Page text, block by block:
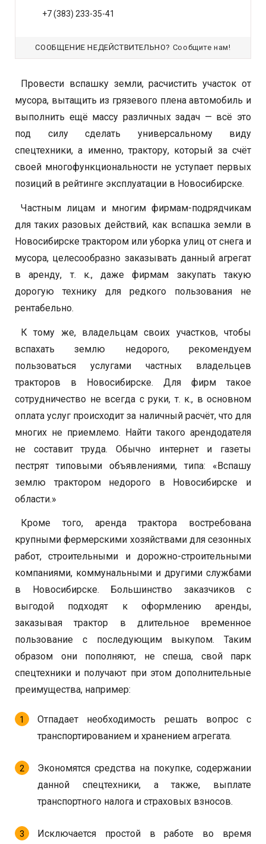
+7 (383) 233-35-41
СООБЩЕНИЕ НЕДЕЙСТВИТЕЛЬНО? Сообщите нам!
Провести вспашку земли, расчистить участок от
мусора, вытащить из грязевого плена автомобиль и
выполнить ещё массу различных задач — всё это
под силу сделать универсальному виду
спецтехники, а именно, трактору, который за счёт
своей многофункциональности не уступает первых
позиций в рейтинге эксплуатации в Новосибирске.
Частным лицам и многим фирмам-подрядчикам
для таких разовых действий, как вспашка земли в
Новосибирске трактором или уборка улиц от снега и
мусора, целесообразно заказывать данный агрегат
в аренду, т. к., даже фирмам закупать такую
дорогую технику для редкого пользования не
рентабельно.
К тому же, владельцам своих участков, чтобы
вспахать землю недорого, рекомендуем
пользоваться услугами частных владельцев
тракторов в Новосибирске. Для фирм такое
сотрудничество не всегда с руки, т. к., в основном
оплата услуг происходит за наличный расчёт, что для
многих не приемлемо. Найти такого арендодателя
не составит труда. Обычно интернет и газеты
пестрят типовыми объявлениями, типа: «Вспашу
землю трактором недорого в Новосибирске и
области.»
Кроме того, аренда трактора востребована
крупными фермерскими хозяйствами для сезонных
работ, строительными и дорожно-строительными
компаниями, коммунальными и другими службами
в Новосибирске. Большинство заказчиков с
выгодой подходят к оформлению аренды,
заказывая трактор в длительное временное
пользование с последующим выкупом. Таким
образом они пополняют, не спеша, свой парк
спецтехники и получают при этом дополнительные
преимущества, например:
Отпадает необходимость решать вопрос с
транспортированием и хранением агрегата.
Экономятся средства на покупке, содержании
данной спецтехники, а также, выплате
транспортного налога и страховых взносов.
Исключается простой в работе во время